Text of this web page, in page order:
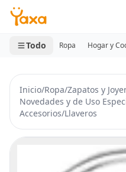
MINI CARRITO
0 productos
Todo Ropa Hogar y
Inicio/Ropa/Zapatos y
Novedades y de Uso
Accesorios/Llaveros